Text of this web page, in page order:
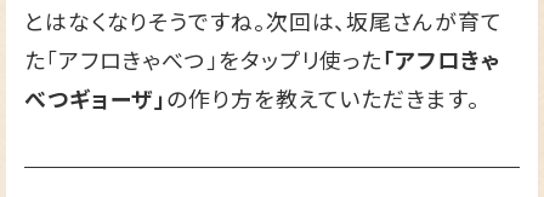
とはなくなりそうですね。次回は、坂尾さんが育て
た「アフロきゃべつ」をタップリ使った「アフロきゃ
べつギョーザ」の作り方を教えていただきます。